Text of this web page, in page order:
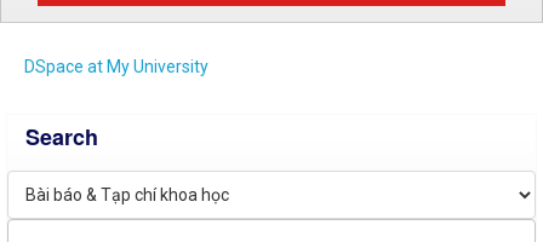
DSpace at My University
Search